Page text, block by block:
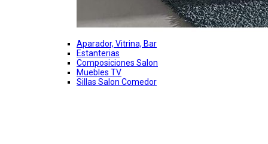
Aparador, Vitrina, Bar
Estanterias
Composiciones Salon
Muebles TV
Sillas Salon Comedor